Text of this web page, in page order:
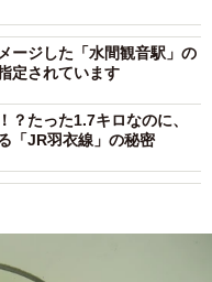
ージした「水間観音駅」の
定されています
？たった1.7キロなのに、
「JR羽衣線」の秘密